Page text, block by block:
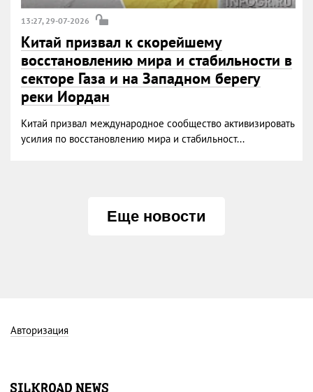
13:27, 29-07-2026
Китай призвал к скорейшему
восстановлению мира и стабильности в
секторе Газа и на Западном берегу
реки Иордан
Китай призвал международное сообщество активизировать
усилия по восстановлению мира и стабильност...
Еще новости
Авторизация